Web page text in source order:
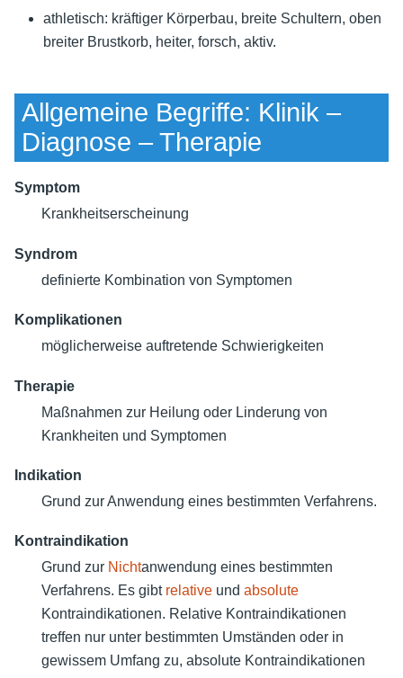
athletisch: kräftiger Körperbau, breite Schultern, oben
breiter Brustkorb, heiter, forsch, aktiv.
Allgemeine Begriffe: Klinik –
Diagnose – Therapie
Symptom
Krankheitserscheinung
Syndrom
definierte Kombination von Symptomen
Komplikationen
möglicherweise auftretende Schwierigkeiten
Therapie
Maßnahmen zur Heilung oder Linderung von
Krankheiten und Symptomen
Indikation
Grund zur Anwendung eines bestimmten Verfahrens.
Kontraindikation
Grund zur Nichtanwendung eines bestimmten
Verfahrens. Es gibt relative und absolute
Kontraindikationen. Relative Kontraindikationen
treffen nur unter bestimmten Umständen oder in
gewissem Umfang zu, absolute Kontraindikationen